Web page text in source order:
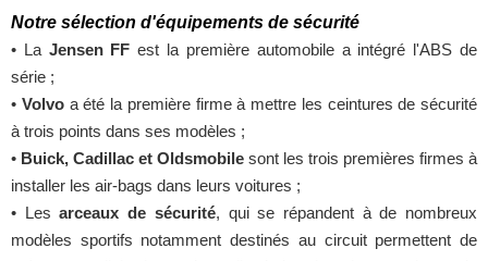
Notre sélection d'équipements de sécurité
• La Jensen FF est la première automobile a intégré l'ABS de
série ;
• Volvoa été la première firme à mettre les ceintures de sécurité
à trois points dans ses modèles ;
• Buick, Cadillac et Oldsmobile sont les trois premières firmes à
installer les air-bags dans leurs voitures ;
• Lesarceaux de sécurité, qui se répandent à de nombreux
modèles sportifs notamment destinés au circuit permettent de